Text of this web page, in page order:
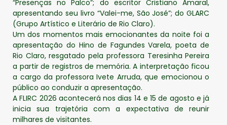
“Presenças no Palco”; do escritor Cristiano Amaral,
apresentando seu livro “Valei-me, São José”; do GLARC
(Grupo Artístico e Literário de Rio Claro).
Um dos momentos mais emocionantes da noite foi a
apresentação do Hino de Fagundes Varela, poeta de
Rio Claro, resgatado pela professora Teresinha Pereira
a partir de registros de memória. A interpretação ficou
a cargo da professora Ivete Arruda, que emocionou o
público ao conduzir a apresentação.
A FLIRC 2026 acontecerá nos dias 14 e 15 de agosto e já
inicia sua trajetória com a expectativa de reunir
milhares de visitantes.